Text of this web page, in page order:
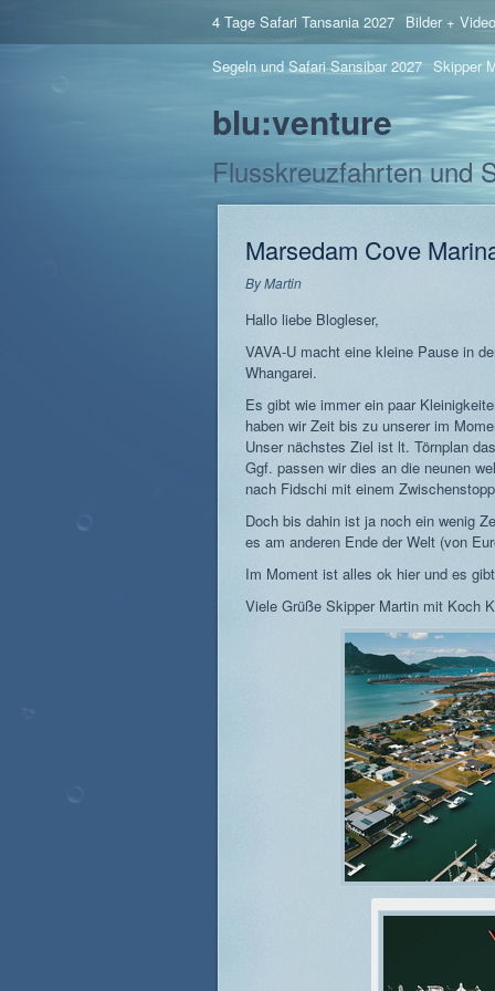
4 Tage Safari Tansania 2027 Bilder +
Segeln und Safari Sansibar 2027 Skipper
blu:venture
Flusskreuzfahrten und
Marsedam Cove
ByMartin
Hallo liebe Blogleser,
VAVA-U macht eine kleine Pause in
Whangarei.
Es gibt wie immer ein paar
haben wir Zeit bis zu unserer im
Unser nächstes Ziel ist lt. Törnplan
Ggf. passen wir dies an die neunen
nach Fidschi mit einem
Doch bis dahin ist ja noch ein wenig
es am anderen Ende der Welt (von
Im Moment ist alles ok hier und es
Viele Grüße Skipper Martin mit Koch